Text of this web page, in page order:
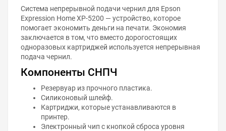
Система непрерывной подачи чернил для Epson
Expression Home XP-5200 — устройство, которое
помогает экономить деньги на печати. Экономия
заключается в том, что вместо дорогостоящих
одноразовых картриджей используется непрерывная
подача чернил.
Компоненты СНПЧ
Резервуар из прочного пластика.
Силиконовый шлейф.
Картриджи, которые устанавливаются в
принтер.
Электронный чип с кнопкой сброса уровня